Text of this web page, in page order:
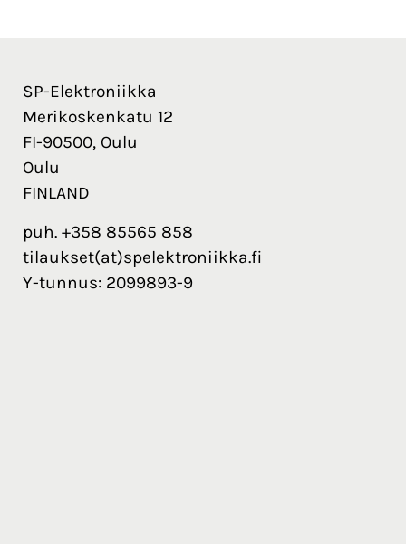
SP-Elektroniikka
Merikoskenkatu 12
FI-90500, Oulu
Oulu
FINLAND
puh. +358 85565 858
tilaukset(at)spelektroniikka.fi
Y-tunnus: 2099893-9